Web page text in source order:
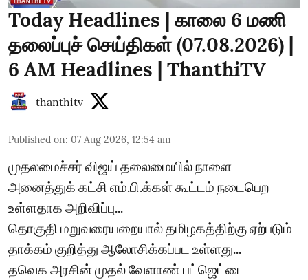
Today Headlines | காலை 6 மணி
தலைப்புச் செய்திகள் (07.08.2026) |
6 AM Headlines | ThanthiTV
thanthitv
Published on: 07 Aug 2026, 12:54 am
முதலமைச்சர் விஜய் தலைமையில் நாளை
அனைத்துக் கட்சி எம்.பி.க்கள் கூட்டம் நடைபெற
உள்ளதாக அறிவிப்பு...
தொகுதி மறுவரையறையால் தமிழகத்திற்கு ஏற்படும்
தாக்கம் குறித்து ஆலோசிக்கப்பட உள்ளது...
தவெக அரசின் முதல் வேளாண் பட்ஜெட்டை